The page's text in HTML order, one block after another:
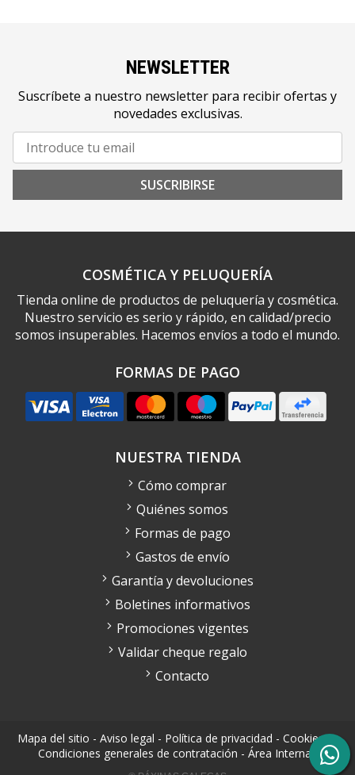
NEWSLETTER
Suscríbete a nuestro newsletter para recibir ofertas y
novedades exclusivas.
SUSCRIBIRSE
COSMÉTICA Y PELUQUERÍA
Tienda online de productos de peluquería y cosmética.
Nuestro servicio es serio y rápido, en calidad/precio
somos insuperables. Hacemos envíos a todo el mundo.
FORMAS DE PAGO
NUESTRA TIENDA
Cómo comprar
Quiénes somos
Formas de pago
Gastos de envío
Garantía y devoluciones
Boletines informativos
Promociones vigentes
Validar cheque regalo
Contacto
Mapa del sitio - Aviso legal - Política de privacidad - Cookies-
Condiciones generales de contratación - Área Interna